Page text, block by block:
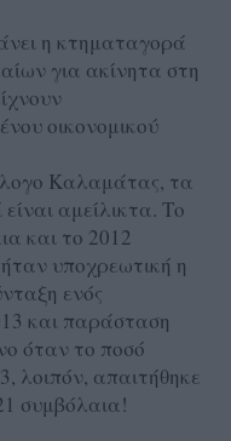
η κτηματαγορά
για ακίνητα στη
οικονομικού
Καλαμάτας, τα
αμείλικτα. Το
και το 2012
υποχρεωτική η
ενός
και παράσταση
όταν το ποσό
λοιπόν, απαιτήθηκε
συμβόλαια!